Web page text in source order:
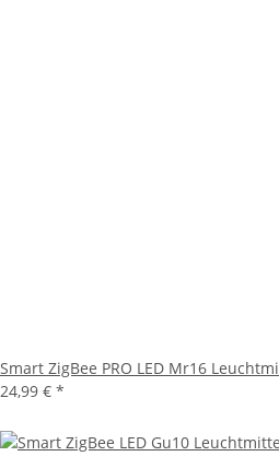
Smart ZigBee PRO LED Mr16
24,99 € *